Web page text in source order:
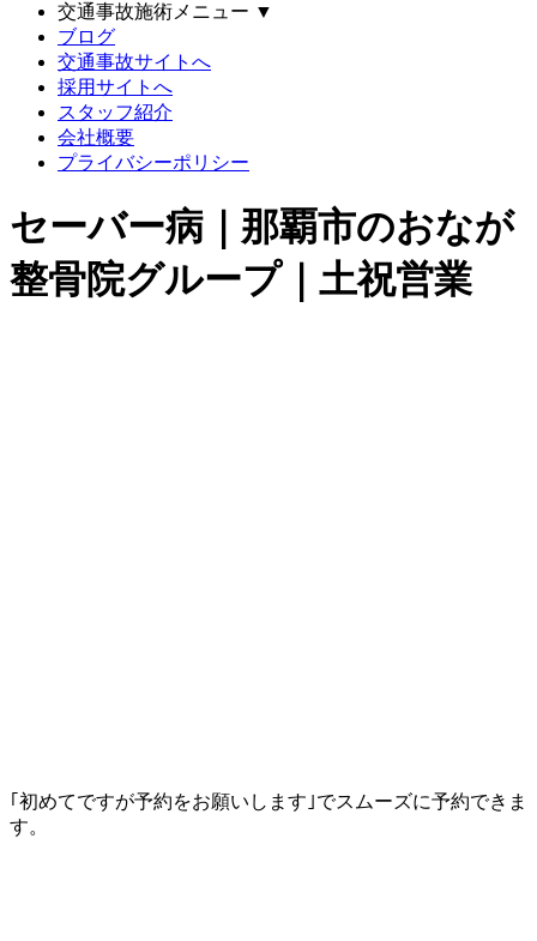
交通事故施術メニュー ▼
ブログ
交通事故サイトへ
採用サイトへ
スタッフ紹介
会社概要
プライバシーポリシー
セーバー病｜那覇市のおなが
整骨院グループ｜土祝営業
｢初めてですが予約をお願いします｣でスムーズに予約できま
す。